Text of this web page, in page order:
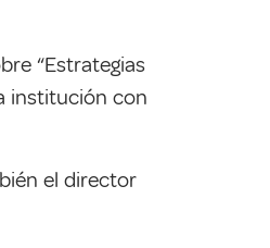
“Estrategias
institución con
el director